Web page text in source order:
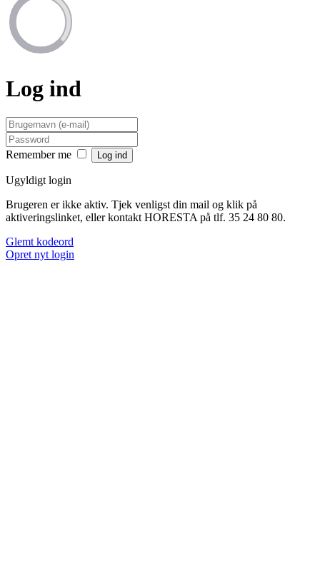
Log ind
Remember me
Ugyldigt login
Brugeren er ikke aktiv. Tjek venligst din mail og klik på
aktiveringslinket, eller kontakt HORESTA på tlf. 35 24 80 80.
Glemt kodeord
Opret nyt login